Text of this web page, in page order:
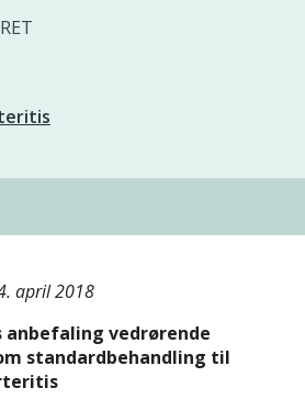
april 2018
anbefaling vedrørende
standardbehandling til